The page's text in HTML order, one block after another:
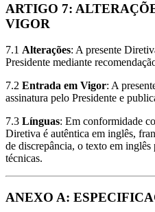
ARTIGO 7:
VIGOR
7.1 Alterações: A presente
Presidente mediante
7.2 Entrada em Vigor: A
assinatura pelo Presidente e
7.3 Línguas: Em conformidade
Diretiva é autêntica em inglês,
de discrepância, o texto em inglês
técnicas.
ANEXO A: